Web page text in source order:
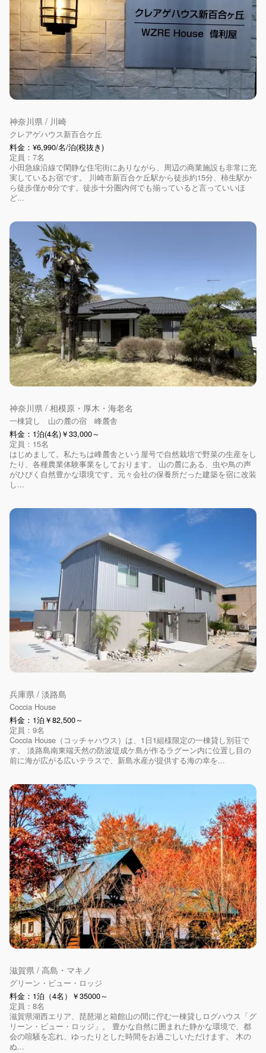
神奈川県 / 川崎
クレアゲハウス新百合ケ丘
料金：¥6,990/名/泊(税抜き)
定員：7名
小田急線沿線で閑静な住宅街にありながら、周辺の商業施設も非常に充
実しているお宿です。 川崎市新百合ケ丘駅から徒歩約15分、柿生駅か
ら徒歩僅か8分です。徒歩十分圏内何でも揃っていると言っていいほ
ど...
神奈川県 / 相模原・厚木・海老名
一棟貸し 山の麓の宿 峰麓舎
料金：1泊(4名)￥33,000～
定員：15名
はじめまして。私たちは峰麓舎という屋号で自然栽培で野菜の生産をし
たり、各種農業体験事業をしております。 山の麓にある、虫や鳥の声
がひびく自然豊かな環境です。元々会社の保養所だった建築を宿に改装
し...
兵庫県 / 淡路島
Coccia House
料金：1泊￥82,500～
定員：9名
Coccia House（コッチャハウス）は、1日1組様限定の一棟貸し別荘で
す。 淡路島南東端天然の防波堤成ケ島が作るラグーン内に位置し目の
前に海が広がる広いテラスで、新島水産が提供する海の幸を...
滋賀県 / 高島・マキノ
グリーン・ビュー・ロッジ
料金：1泊（4名）￥35000～
定員：8名
滋賀県湖西エリア、琵琶湖と箱館山の間に佇む一棟貸しログハウス「グ
リーン・ビュー・ロッジ」。 豊かな自然に囲まれた静かな環境で、都
会の喧騒を忘れ、ゆったりとした時間をお過ごしいただけます。 木の
ぬ...